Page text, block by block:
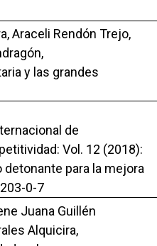
Araceli Rendón Trejo,
y las grandes
de
Vol. 12 (2018):
para la mejora
0-7
Juana Guillén
Alquicira,